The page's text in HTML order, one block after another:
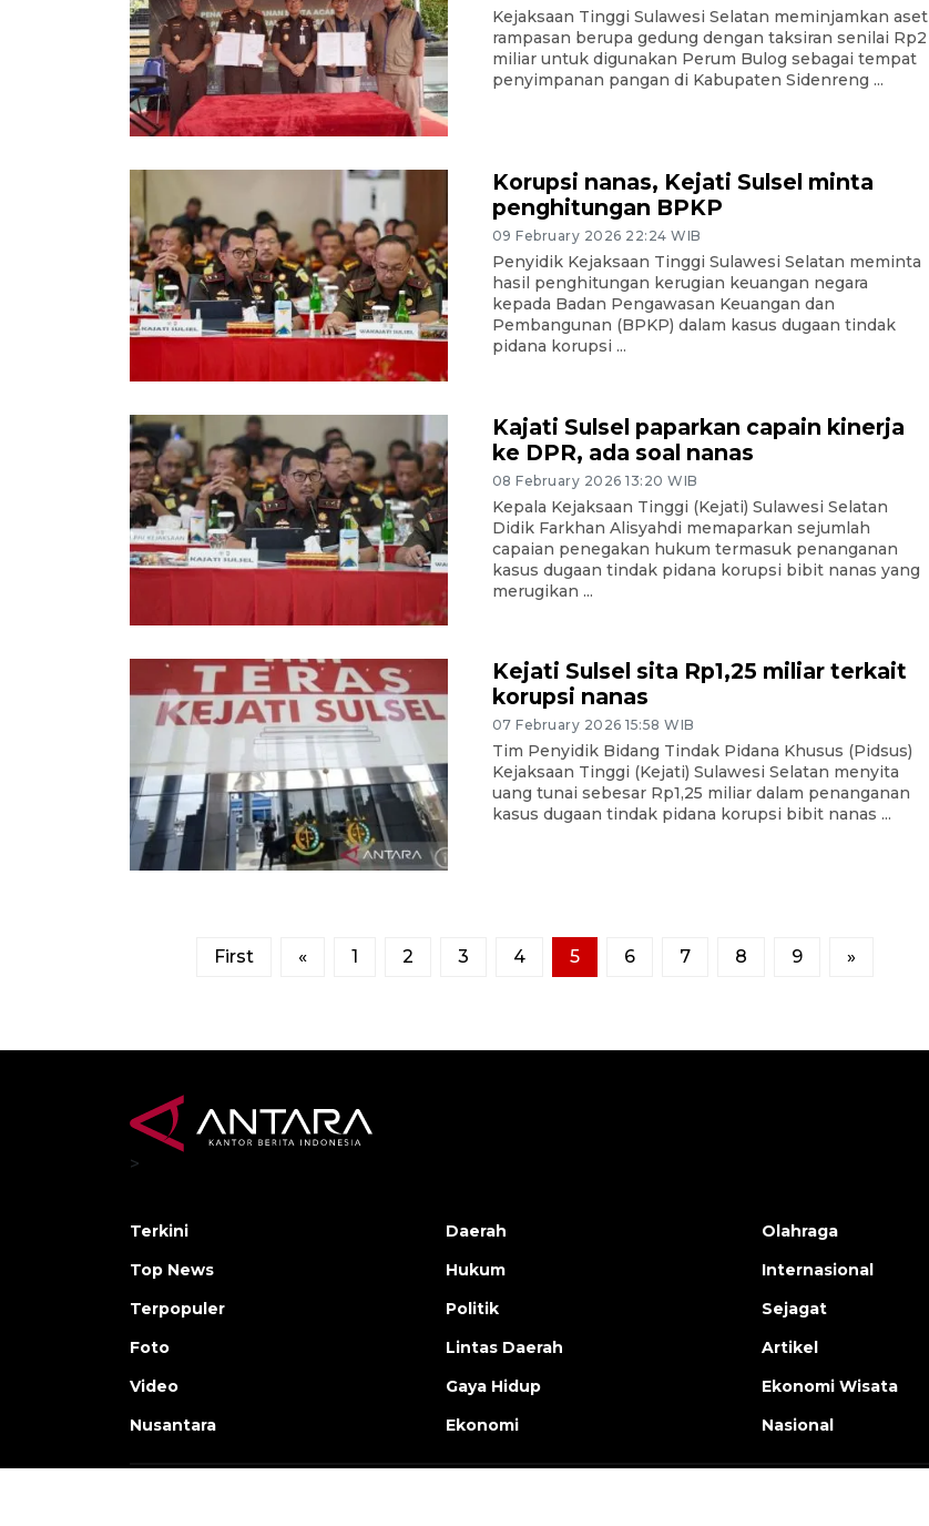
Kejaksaan Tinggi Sulawesi Selatan meminjamkan aset
rampasan berupa gedung dengan taksiran senilai Rp2
miliar untuk digunakan Perum Bulog sebagai tempat
penyimpanan pangan di Kabupaten Sidenreng ...
Korupsi nanas, Kejati Sulsel minta
penghitungan BPKP
09 February 2026 22:24 WIB
Penyidik Kejaksaan Tinggi Sulawesi Selatan meminta
hasil penghitungan kerugian keuangan negara
kepada Badan Pengawasan Keuangan dan
Pembangunan (BPKP) dalam kasus dugaan tindak
pidana korupsi ...
Kajati Sulsel paparkan capain kinerja
ke DPR, ada soal nanas
08 February 2026 13:20 WIB
Kepala Kejaksaan Tinggi (Kejati) Sulawesi Selatan
Didik Farkhan Alisyahdi memaparkan sejumlah
capaian penegakan hukum termasuk penanganan
kasus dugaan tindak pidana korupsi bibit nanas yang
merugikan ...
Kejati Sulsel sita Rp1,25 miliar terkait
korupsi nanas
07 February 2026 15:58 WIB
Tim Penyidik Bidang Tindak Pidana Khusus (Pidsus)
Kejaksaan Tinggi (Kejati) Sulawesi Selatan menyita
uang tunai sebesar Rp1,25 miliar dalam penanganan
kasus dugaan tindak pidana korupsi bibit nanas ...
First « 1 2 3 4 5 6 7 8 9 »
FOTO - Kirab memperingati
HUT ke-80 Raja Keraton
Yogyakarta
>
Terkini
Top News
Terpopuler
Foto
Video
Nusantara
Daerah
Hukum
Politik
Lintas Daerah
Gaya Hidup
Ekonomi
Olahraga
Internasional
Sejagat
Artikel
Ekonomi Wisata
Nasional